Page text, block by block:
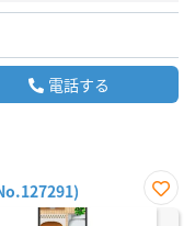
電話する
お気